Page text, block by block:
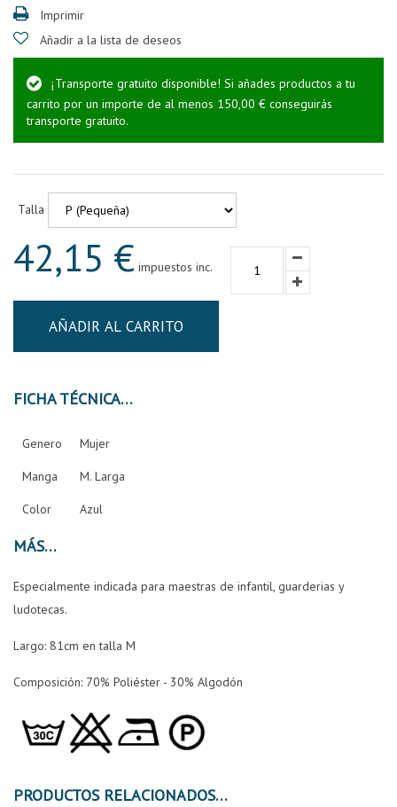
Imprimir
Añadir a la lista de deseos
¡Transporte gratuito disponible! Si añades productos a tu
carrito por un importe de al menos 150,00 € conseguirás
transporte gratuito.
Talla
42,15 € impuestos inc.
AÑADIR AL CARRITO
FICHA TÉCNICA
Genero Mujer
Manga M. Larga
Color Azul
MÁS
Especialmente indicada para maestras de infantil, guarderias y
ludotecas.
Largo: 81cm en talla M
Composición: 70% Poliéster - 30% Algodón
PRODUCTOS RELACIONADOS